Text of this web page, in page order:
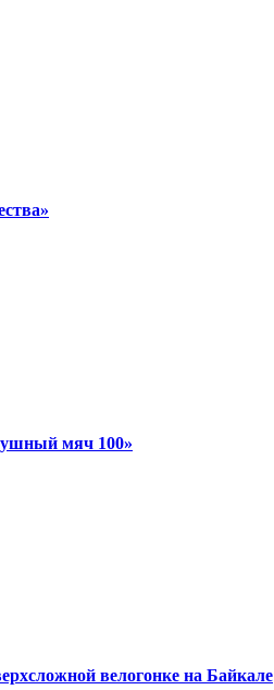
мяч 100»
велогонке на Байкале